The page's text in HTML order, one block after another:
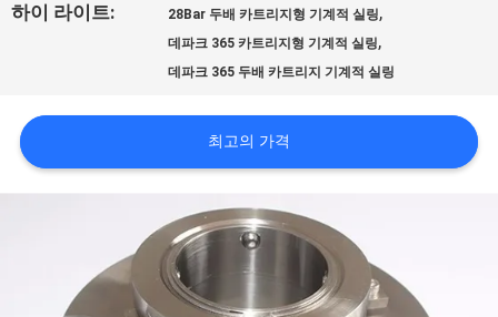
여
장
하이 라이트: 28Bar 두배 카트리지형 기계적 실링,
데파크 365 카트리지형 기계적 실링,
데파크 365 두배 카트리지 기계적 실링
최고의 가격